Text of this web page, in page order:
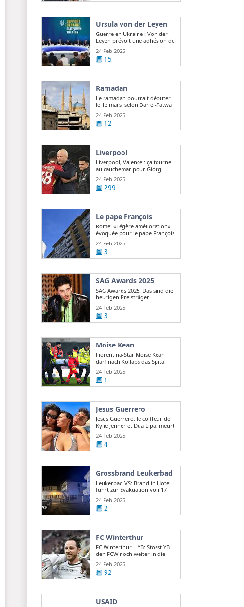
Ursula von der Leyen
Guerre en Ukraine : Von der
Leyen prévoit une adhésion de
l ...
24 Feb 2025
15
Ramadan
Le ramadan pourrait débuter
le 1e mars, selon Dar el-Fatwa
24 Feb 2025
12
Liverpool
Liverpool, Valence : ça tourne
au cauchemar pour Giorgi ...
24 Feb 2025
299
Le pape François
Rome: «Légère amélioration»
évoquée pour le pape François
24 Feb 2025
3
SAG Awards 2025
SAG Awards 2025: Das sind die
heurigen Preisträger
24 Feb 2025
3
Moise Kean
Fiorentina-Star Moise Kean
darf nach Kollaps das Spital
verlassen
24 Feb 2025
1
Jesus Guerrero
Jesus Guerrero, le coiffeur de
Kylie Jenner et Dua Lipa, meurt
...24 Feb 2025
4
Grossbrand Leukerbad
Leukerbad VS: Brand in Hotel
führt zur Evakuation von 17
Gästen
24 Feb 2025
2
FC Winterthur
FC Winterthur – YB: Stösst YB
den FCW noch weiter in die
Krise?
24 Feb 2025
92
USAID